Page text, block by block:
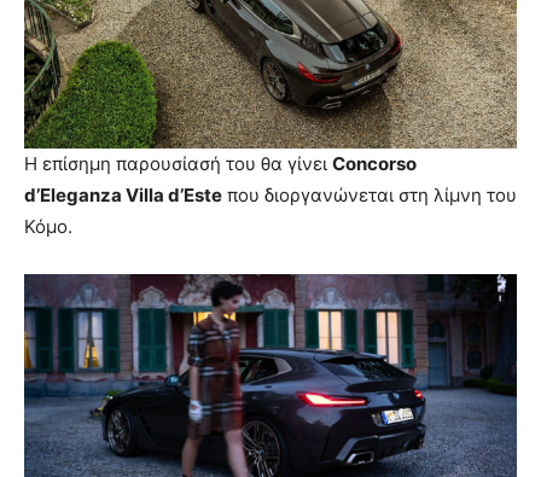
Η επίσημη παρουσίασή του θα γίνει Concorso
d’Eleganza Villa d’Este που διοργανώνεται στη λίμνη του
Κόμο.